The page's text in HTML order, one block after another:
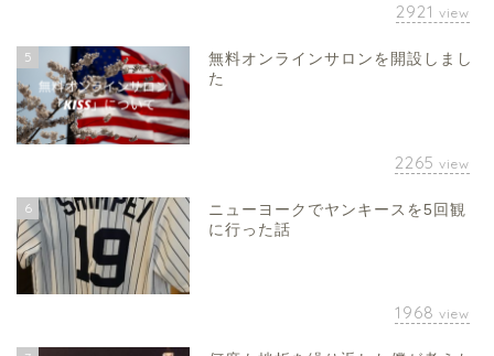
2921 view
5
無料オンラインサロンを開設しまし
た
2265 view
6
ニューヨークでヤンキースを5回観
に行った話
1968 view